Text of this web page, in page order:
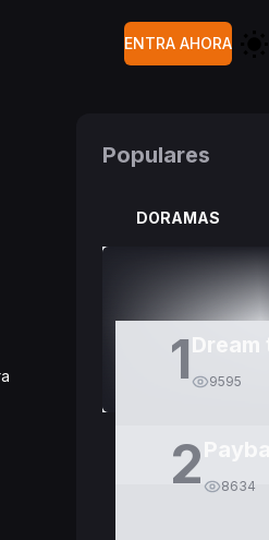
ENTRA AHORA
Populares
DORAMAS
1Dream
9595
2 8634